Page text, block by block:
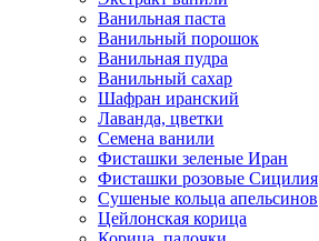
Ванильная паста
Ванильный порошок
Ванильная пудра
Ванильный сахар
Шафран иранский
Лаванда, цветки
Семена ванили
Фисташки зеленые Иран
Фисташки розовые Сицилия
Сушеные кольца апельсинов
Цейлонская корица